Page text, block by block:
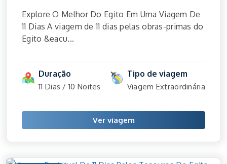
Explore O Melhor Do Egito Em Uma Viagem De
11 Dias A viagem de 11 dias pelas obras-primas do
Egito &eacu...
Duração
11 Dias / 10 Noites
Tipo de viagem
Viagem Extraordinária
Ver viagem